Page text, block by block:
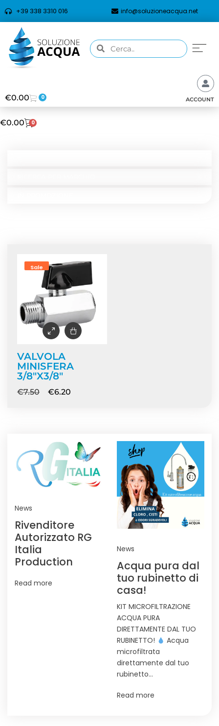
+39 338 3310 016 info@soluzioneacqua.net
€0.00 0 ACCOUNT
€0.00 0
Sale
VALVOLA
MINISFERA
3/8″X3/8″
€7.50 €6.20
News
Rivenditore
Autorizzato RG
Italia
Production
Read more
News
Acqua pura dal
tuo rubinetto di
casa!
KIT MICROFILTRAZIONE
ACQUA PURA
DIRETTAMENTE DAL TUO
RUBINETTO!
Acqua
microfiltrata
direttamente dal tuo
rubinetto…
Read more